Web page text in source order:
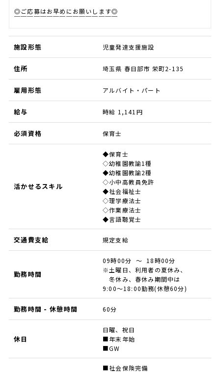
◎ご応募はお早めにお願いします◎
￣￣￣￣￣￣￣￣￣￣￣￣￣￣￣￣
施設形態 児童発達支援施設
住所 埼玉県 春日部市 栄町2-135
雇用形態 アルバイト・パート
給与 時給 1,141円
必須資格 保育士
活かせるスキル
◆保育士
◇幼稚園教諭1種
◆幼稚園教諭2種
◇小中高教員免許
◆社会福祉士
◇理学療法士
◇作業療法士
◆言語聴覚士
交通費支給 規定支給
勤務時間
09時00分 ～ 18時00分
※土曜日、利用者の夏休み、
冬休み、春休み期間中は
9:00～18:00勤務(休憩60分)
勤務時間 - 休憩時間 60分
休日
日曜、祝日
■年末年始
■GW
■社会保険完備